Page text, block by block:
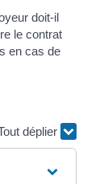
doit-il
le contrat
en cas de
déplier